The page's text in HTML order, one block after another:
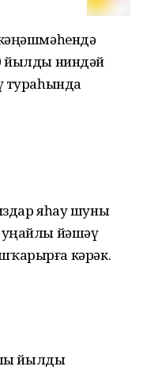
кәңәшмәһендә
йылды ниндәй
тураһында
яһау шуны
уңайлы йәшәү
кәрәк.
йылды